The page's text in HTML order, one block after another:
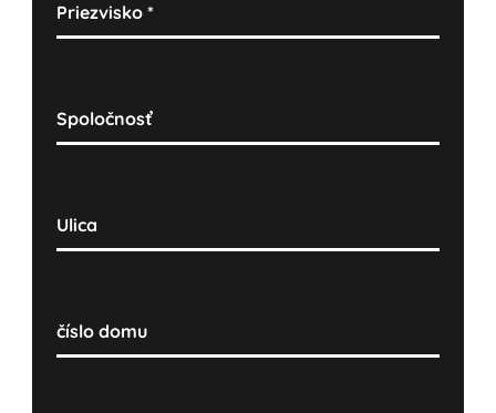
Priezvisko*
Spoločnosť
Ulica
číslo domu